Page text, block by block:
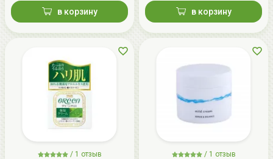
в корзину в корзину
/ 1 отзыв
/ 1 отзыв